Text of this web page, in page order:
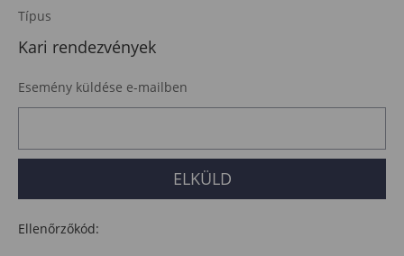
Típus
Kari rendezvények
Esemény küldése e-mailben
Ellenőrzőkód: